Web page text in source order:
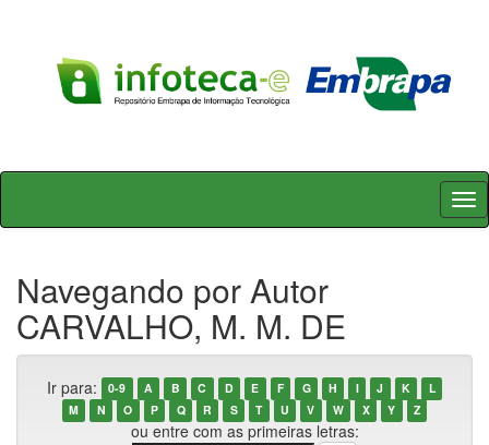
Skip
Navegando por Autor
CARVALHO, M. M. DE
Ir para: 0-9 A B C D E F G H I J K
L
M
N O P Q R S T U V W X Y Z
ou entre com as primeiras letras: